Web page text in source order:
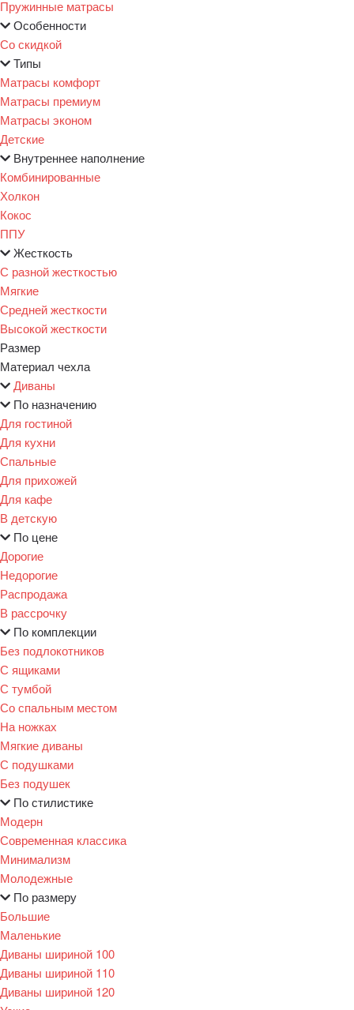
Пружинные матрасы
Особенности
Со скидкой
Типы
Матрасы комфорт
Матрасы премиум
Матрасы эконом
Детские
Внутреннее наполнение
Комбинированные
Холкон
Кокос
ППУ
Жесткость
С разной жесткостью
Мягкие
Средней жесткости
Высокой жесткости
Размер
Материал чехла
Диваны
По назначению
Для гостиной
Для кухни
Спальные
Для прихожей
Для кафе
В детскую
По цене
Дорогие
Недорогие
Распродажа
В рассрочку
По комплекции
Без подлокотников
С ящиками
С тумбой
Со спальным местом
На ножках
Мягкие диваны
С подушками
Без подушек
По стилистике
Модерн
Современная классика
Минимализм
Молодежные
По размеру
Большие
Маленькие
Диваны шириной 100
Диваны шириной 110
Диваны шириной 120